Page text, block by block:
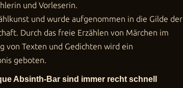
und Vorleserin.
und wurde aufgenommen in die Gilde der
Durch das freie Erzählen von Märchen im
von Texten und Gedichten wird ein
geboten.
Absinth-Bar sind immer recht schnell